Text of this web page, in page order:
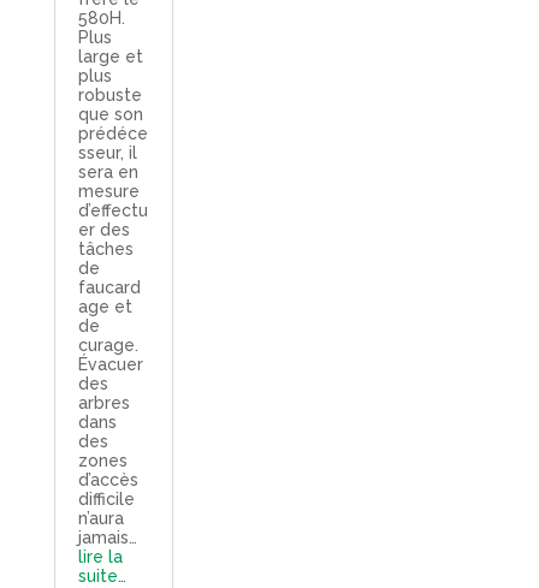
580H.
Plus
large et
plus
robuste
que son
prédéce
sseur, il
sera en
mesure
d’effectu
er des
tâches
de
faucard
age et
de
curage.
Évacuer
des
arbres
dans
des
zones
d’accès
difficile
n’aura
jamais…
lire la
suite…